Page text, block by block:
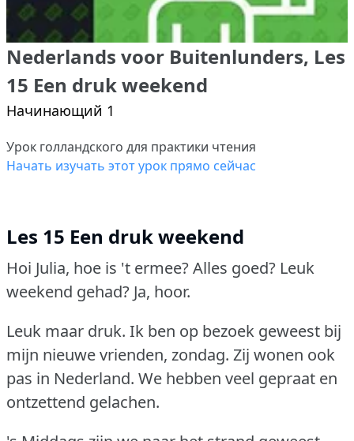
Nederlands voor Buitenlunders, Les
15 Een druk weekend
Начинающий 1
Урок голландского для практики чтения
Начать изучать этот урок прямо сейчас
Les 15 Een druk weekend
Hoi Julia, hoe is 't ermee?Alles goed? Leuk
weekend gehad? Ja, hoor.
Leuk maar druk. Ik ben op bezoek geweest bij
mijn nieuwe vrienden, zondag. Zij wonen ook
pas in Nederland. We hebben veel gepraat en
ontzettend gelachen.